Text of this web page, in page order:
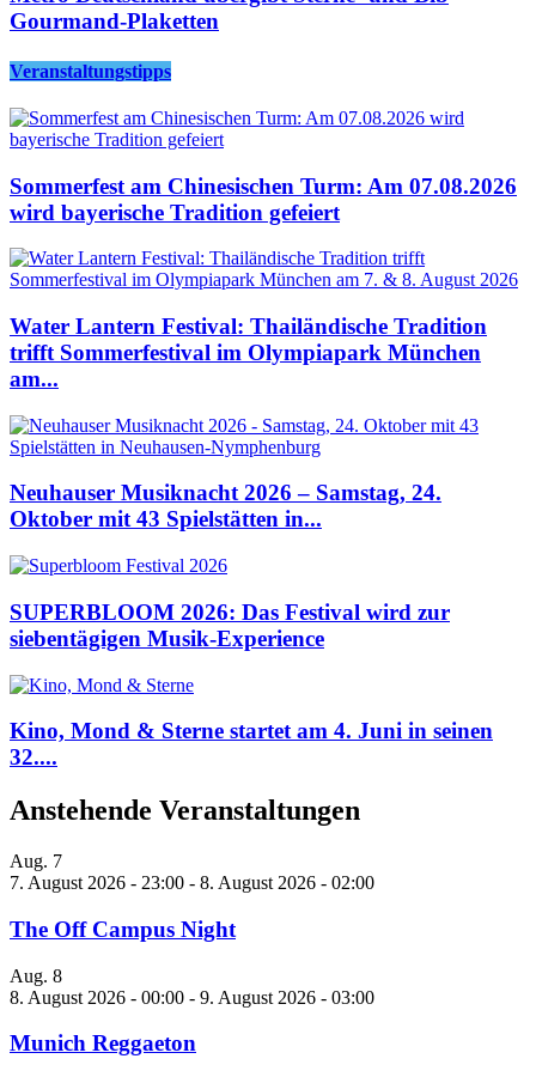
Gourmand-Plaketten
Veranstaltungstipps
Sommerfest am Chinesischen Turm: Am 07.08.2026
wird bayerische Tradition gefeiert
Water Lantern Festival: Thailändische Tradition
trifft Sommerfestival im Olympiapark München
am...
Neuhauser Musiknacht 2026 – Samstag, 24.
Oktober mit 43 Spielstätten in...
SUPERBLOOM 2026: Das Festival wird zur
siebentägigen Musik-Experience
Kino, Mond & Sterne startet am 4. Juni in seinen
32....
Anstehende Veranstaltungen
Aug. 7
7. August 2026 - 23:00 - 8. August 2026 - 02:00
The Off Campus Night
Aug. 8
8. August 2026 - 00:00 - 9. August 2026 - 03:00
Munich Reggaeton